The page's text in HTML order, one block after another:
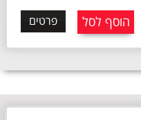
הוסף לסל פרטים